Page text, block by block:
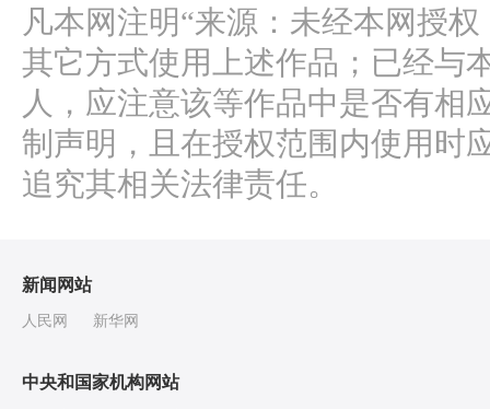
凡本网注明“来源：未经本网授
其它方式使用上述作品；已经与
人，应注意该等作品中是否有相
制声明，且在授权范围内使用时
追究其相关法律责任。
新闻网站
人民网 新华网
中央和国家机构网站